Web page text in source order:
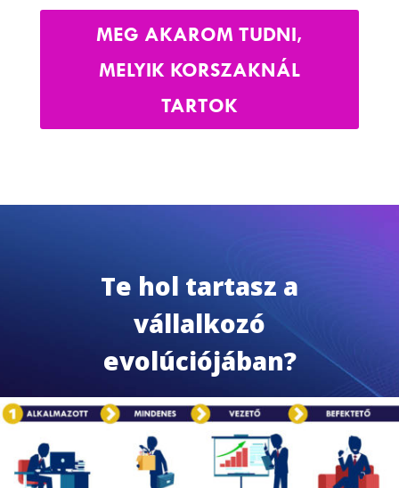
MEG AKAROM TUDNI,
MELYIK KORSZAKNÁL
TARTOK
Te hol tartasz a
vállalkozó
evolúciójában?